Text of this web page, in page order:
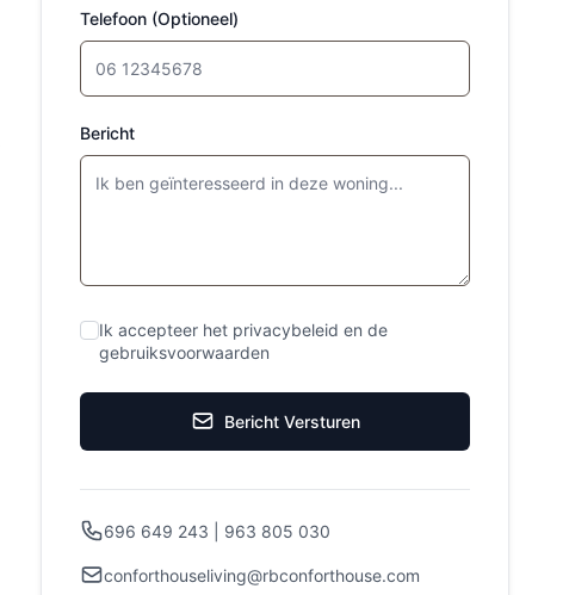
Telefoon (Optioneel)
Bericht
Ik accepteer het privacybeleid en de
gebruiksvoorwaarden
Bericht Versturen
696 649 243 | 963 805 030
conforthouseliving@rbconforthouse.com